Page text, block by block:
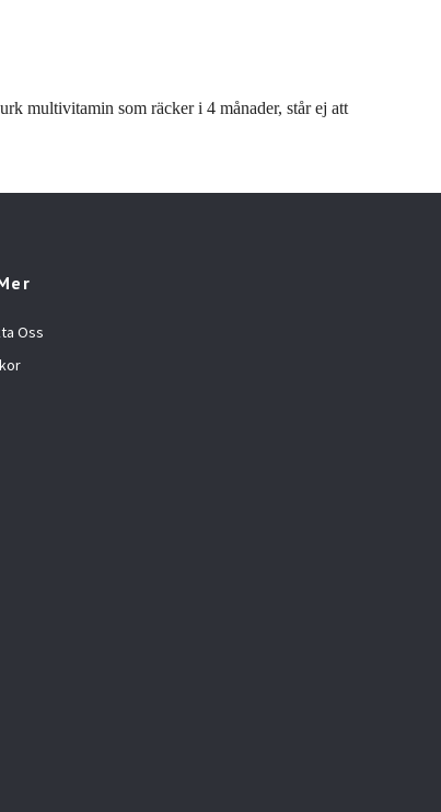
multivitamin som räcker i 4 månader, står ej att
Oss